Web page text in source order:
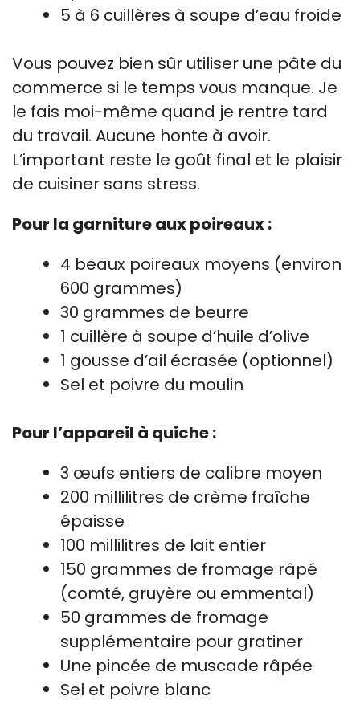
5 à 6 cuillères à soupe d’eau froide
Vous pouvez bien sûr utiliser une pâte du
commerce si le temps vous manque. Je
le fais moi-même quand je rentre tard
du travail. Aucune honte à avoir.
L’important reste le goût final et le plaisir
de cuisiner sans stress.
Pour la garniture aux poireaux :
4 beaux poireaux moyens (environ
600 grammes)
30 grammes de beurre
1 cuillère à soupe d’huile d’olive
1 gousse d’ail écrasée (optionnel)
Sel et poivre du moulin
Pour l’appareil à quiche :
3 œufs entiers de calibre moyen
200 millilitres de crème fraîche
épaisse
100 millilitres de lait entier
150 grammes de fromage râpé
(comté, gruyère ou emmental)
50 grammes de fromage
supplémentaire pour gratiner
Une pincée de muscade râpée
Sel et poivre blanc